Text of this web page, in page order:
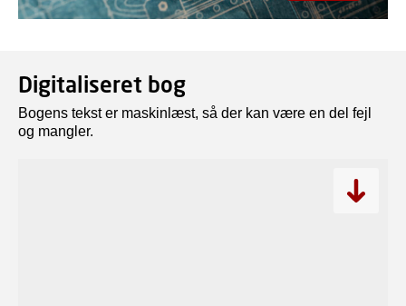
Digitaliseret bog
Bogens tekst er maskinlæst, så der kan være en del fejl
og mangler.